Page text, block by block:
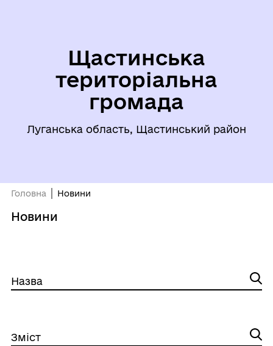
Щастинська
територіальна
громада
Луганська область, Щастинський район
Головна Новини
Новини
Назва
Зміст